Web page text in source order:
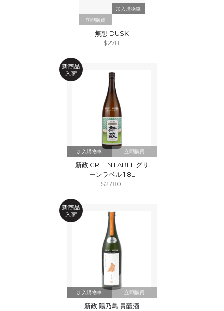
立即購買
無想 DUSK
$278
立即購買
新政 GREEN LABEL グリ
ーンラベル 1.8L
$2780
立即購買
新政 陽乃鳥 貴釀酒